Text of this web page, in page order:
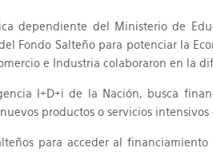
dependiente del Ministerio de
Fondo Salteño para potenciar la
e Industria colaboraron en la
I+D+i de la Nación, busca
productos o servicios
para acceder al